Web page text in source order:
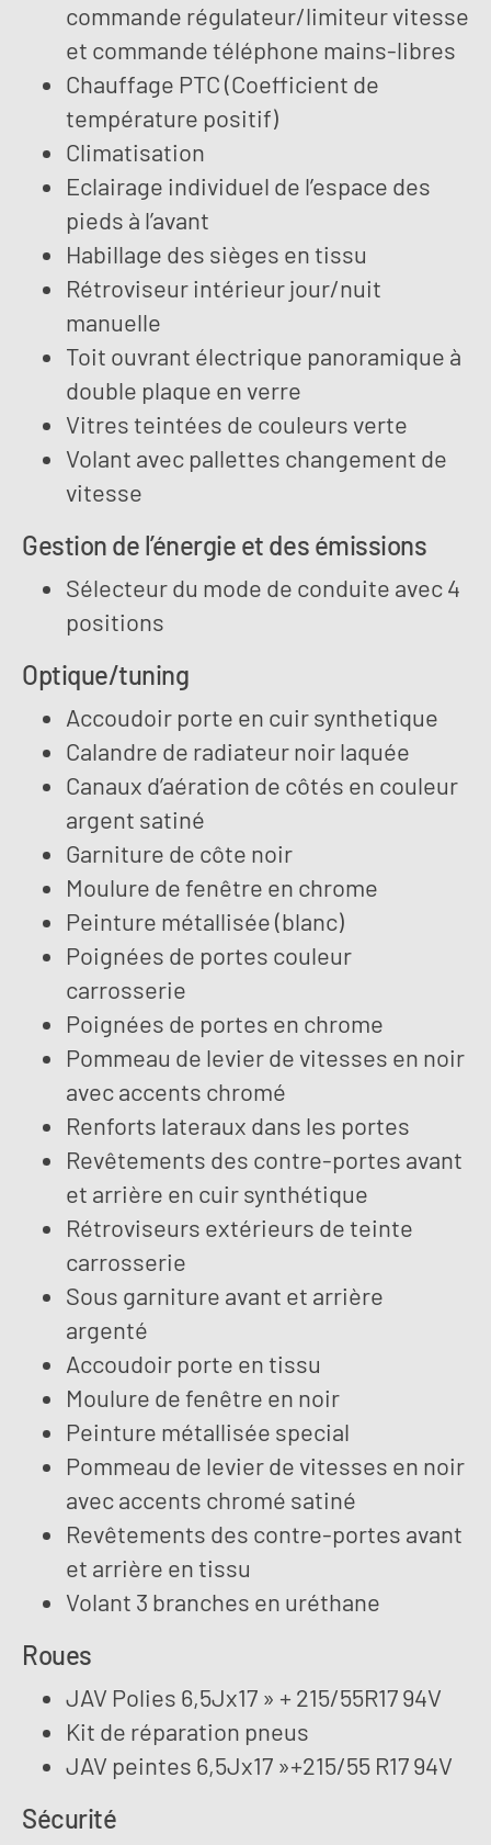
commande régulateur/limiteur vitesse
et commande téléphone mains-libres
Chauffage PTC (Coefficient de
température positif)
Climatisation
Eclairage individuel de l’espace des
pieds à l’avant
Habillage des sièges en tissu
Rétroviseur intérieur jour/nuit
manuelle
Toit ouvrant électrique panoramique à
double plaque en verre
Vitres teintées de couleurs verte
Volant avec pallettes changement de
vitesse
Gestion de l’énergie et des émissions
Sélecteur du mode de conduite avec 4
positions
Optique/tuning
Accoudoir porte en cuir synthetique
Calandre de radiateur noir laquée
Canaux d’aération de côtés en couleur
argent satiné
Garniture de côte noir
Moulure de fenêtre en chrome
Peinture métallisée (blanc)
Poignées de portes couleur
carrosserie
Poignées de portes en chrome
Pommeau de levier de vitesses en noir
avec accents chromé
Renforts lateraux dans les portes
Revêtements des contre-portes avant
et arrière en cuir synthétique
Rétroviseurs extérieurs de teinte
carrosserie
Sous garniture avant et arrière
argenté
Accoudoir porte en tissu
Moulure de fenêtre en noir
Peinture métallisée special
Pommeau de levier de vitesses en noir
avec accents chromé satiné
Revêtements des contre-portes avant
et arrière en tissu
Volant 3 branches en uréthane
Roues
JAV Polies 6,5Jx17 » + 215/55R17 94V
Kit de réparation pneus
JAV peintes 6,5Jx17 »+215/55 R17 94V
Sécurité